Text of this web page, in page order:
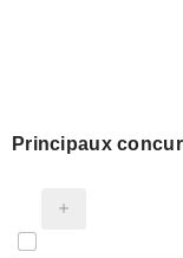
Principaux